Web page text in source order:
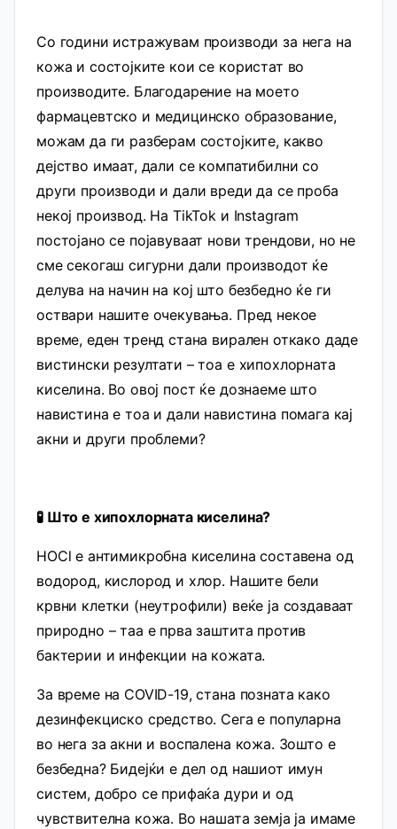
Со години истражувам производи за нега на
кожа и состојките кои се користат во
производите. Благодарение на моето
фармацевтско и медицинско образование,
можам да ги разберам состојките, какво
дејство имаат, дали се компатибилни со
други производи и дали вреди да се проба
некој производ. На TikTok и Instagram
постојано се појавуваат нови трендови, но не
сме секогаш сигурни дали производот ќе
делува на начин на кој што безбедно ќе ги
оствари нашите очекувања. Пред некое
време, еден тренд стана вирален откако даде
вистински резултати – тоа е хипохлорната
киселина. Во овој пост ќе дознаеме што
навистина е тоа и дали навистина помага кај
акни и други проблеми?
🧪 Што е хипохлорната киселина?
HOCl е антимикробна киселина составена од
водород, кислород и хлор. Нашите бели
крвни клетки (неутрофили) веќе ја создаваат
природно – таа е прва заштита против
бактерии и инфекции на кожата.
За време на COVID-19, стана позната како
дезинфекциско средство. Сега е популарна
во нега за акни и воспалена кожа. Зошто е
безбедна? Бидејќи е дел од нашиот имун
систем, добро се прифаќа дури и од
чувствителна кожа. Во нашата земја ја имаме